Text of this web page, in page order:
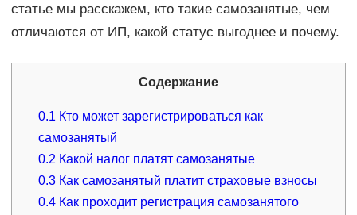
статье мы расскажем, кто такие самозанятые, чем
отличаются от ИП, какой статус выгоднее и почему.
Содержание
0.1 Кто может зарегистрироваться как
самозанятый
0.2 Какой налог платят самозанятые
0.3 Как самозанятый платит страховые взносы
0.4 Как проходит регистрация самозанятого